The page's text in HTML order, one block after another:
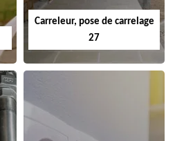
Carreleur, pose de carrelage
27